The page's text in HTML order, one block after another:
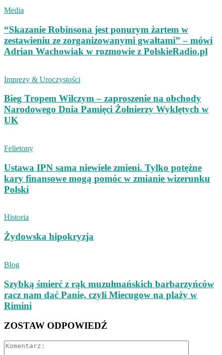
Media
“Skazanie Robinsona jest ponurym żartem w
zestawieniu ze zorganizowanymi gwałtami” – mówi
Adrian Wachowiak w rozmowie z PolskieRadio.pl
Imprezy & Uroczystości
Bieg Tropem Wilczym – zaproszenie na obchody
Narodowego Dnia Pamięci Żołnierzy Wyklętych w
UK
Felietony
Ustawa IPN sama niewiele zmieni. Tylko potężne
kary finansowe mogą pomóc w zmianie wizerunku
Polski
Historia
Żydowska hipokryzja
Blog
Szybką śmierć z rąk muzułmańskich barbarzyńców
racz nam dać Panie, czyli Miecugow na plaży w
Rimini
ZOSTAW ODPOWIEDŹ